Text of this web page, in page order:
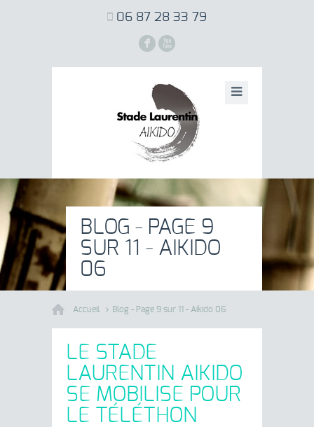
F X
06 87 28 33 79
BLOG - PAGE 9
SUR 11 - AIKIDO
06
Accueil Blog - Page 9 sur 11 - Aikido 06
LE STADE
LAURENTIN AIKIDO
SE MOBILISE POUR
LE TÉLÉTHON